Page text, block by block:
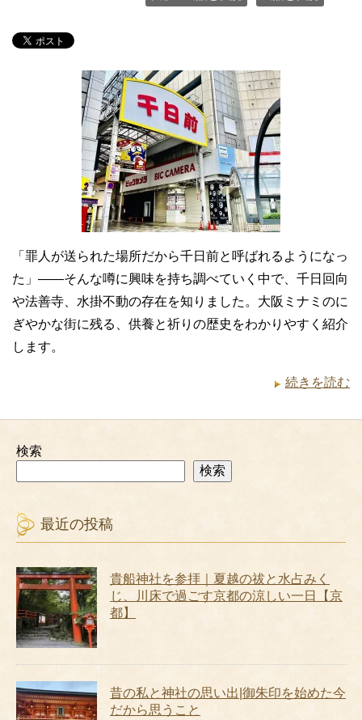
「罪人が送られた場所だから千日前と呼ばれるようになっ
た」――そんな噂に興味を持ち調べていく中で、千日回向
や法善寺、水掛不動の存在を知りました。大阪ミナミのに
ぎやかな街に残る、供養と祈りの歴史をわかりやすく紹介
します。
続きを読む
検索
検索
最近の投稿
貴船神社を参拝｜夏越の祓と水占みく
じ、川床で過ごす京都の涼しい一日【京
都】
昔の私と神社の思い出|御朱印を始めた今
だから思うこと